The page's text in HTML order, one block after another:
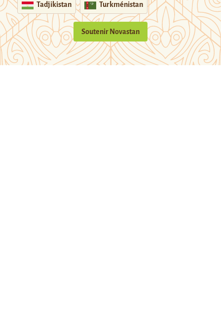
Tadjikistan Turkménistan
Soutenir Novastan